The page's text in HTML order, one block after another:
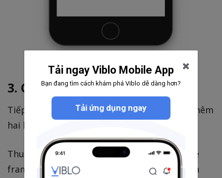
3. Capsule CheckBox
Tiếp theo hãy tạo một loại thú vị hơn nhé. Thêm
hai biến
Thuộc tính width
được sử dụng cho capsule
frame, để đảm bảo phần thứ 2 nhỏ hơn phần
Tải ngay Viblo Mobile App
Bạn đang tìm cách khám phá Viblo dễ dàng hơn?
Tải ứng dụng ngay